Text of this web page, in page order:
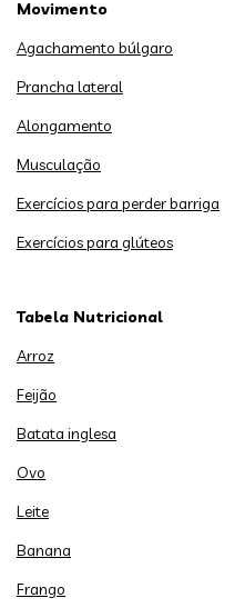
Movimento
Agachamento búlgaro
Prancha lateral
Alongamento
Musculação
Exercícios para perder barriga
Exercícios para glúteos
Tabela Nutricional
Arroz
Feijão
Batata inglesa
Ovo
Leite
Banana
Frango